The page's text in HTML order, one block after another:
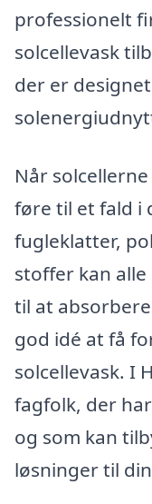
professionelt
solcellevask
der er
Når
føre til et fald i
fugleklatter,
stoffer kan
til at
god idé at få
solcellevask. I
fagfolk, der
og som kan
løsninger til